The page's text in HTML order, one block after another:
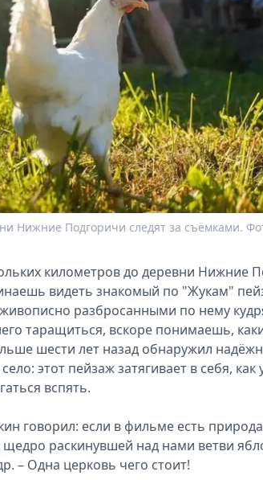
Нижние Подгоричи следят за съёмками.
километров до деревни Нижние
видеть знакомый по "Жукам"
разбросанными по нему
таращиться, вскоре понимаешь,
шести лет назад обнаружил
этот пейзаж затягивает в себя,
вспять.
говорил: если в фильме есть
раскинувшей над нами ветви
– Одна церковь чего стоит!